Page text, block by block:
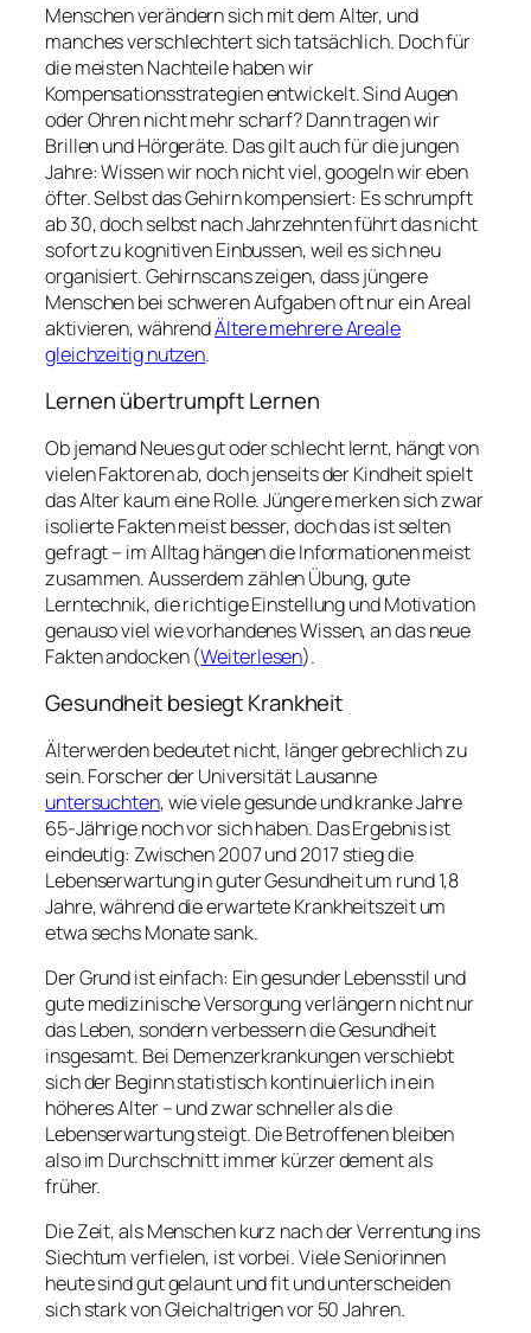
Menschen verändern sich mit dem Alter, und
manches verschlechtert sich tatsächlich. Doch für
die meisten Nachteile haben wir
Kompensationsstrategien entwickelt. Sind Augen
oder Ohren nicht mehr scharf? Dann tragen wir
Brillen und Hörgeräte. Das gilt auch für die jungen
Jahre: Wissen wir noch nicht viel, googeln wir eben
öfter. Selbst das Gehirn kompensiert: Es schrumpft
ab 30, doch selbst nach Jahrzehnten führt das nicht
sofort zu kognitiven Einbussen, weil es sich neu
organisiert. Gehirnscans zeigen, dass jüngere
Menschen bei schweren Aufgaben oft nur ein Areal
aktivieren, währendÄltere mehrere Areale
gleichzeitig nutzen.
Lernen übertrumpft Lernen
Ob jemand Neues gut oder schlecht lernt, hängt von
vielen Faktoren ab, doch jenseits der Kindheit spielt
das Alter kaum eine Rolle. Jüngere merken sich zwar
isolierte Fakten meist besser, doch das ist selten
gefragt – im Alltag hängen die Informationen meist
zusammen. Ausserdem zählen Übung, gute
Lerntechnik, die richtige Einstellung und Motivation
genauso viel wie vorhandenes Wissen, an das neue
Fakten andocken (Weiterlesen).
Gesundheit besiegt Krankheit
Älterwerden bedeutet nicht, länger gebrechlich zu
sein. Forscher der Universität Lausanne
untersuchten, wie viele gesunde und kranke Jahre
65-Jährige noch vor sich haben. Das Ergebnis ist
eindeutig: Zwischen 2007 und 2017 stieg die
Lebenserwartung in guter Gesundheit um rund 1,8
Jahre, während die erwartete Krankheitszeit um
etwa sechs Monate sank.
Der Grund ist einfach: Ein gesunder Lebensstil und
gute medizinische Versorgung verlängern nicht nur
das Leben, sondern verbessern die Gesundheit
insgesamt. Bei Demenzerkrankungen verschiebt
sich der Beginn statistisch kontinuierlich in ein
höheres Alter – und zwar schneller als die
Lebenserwartung steigt. Die Betroffenen bleiben
also im Durchschnitt immer kürzer dement als
früher.
Die Zeit, als Menschen kurz nach der Verrentung ins
Siechtum verfielen, ist vorbei. Viele Seniorinnen
heute sind gut gelaunt und fit und unterscheiden
sich stark von Gleichaltrigen vor 50 Jahren.